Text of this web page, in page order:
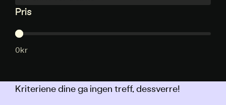
Pris
Pris
0kr
Kriteriene dine ga ingen treff, dessverre!